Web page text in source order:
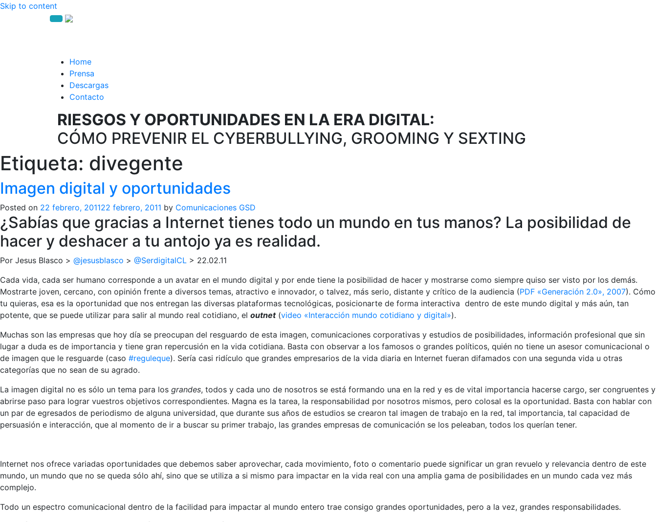
Skip to content
Home
Prensa
Descargas
Contacto
RIESGOS Y OPORTUNIDADES EN LA ERA DIGITAL:
CÓMO PREVENIR EL CYBERBULLYING, GROOMING Y SEXTING
Etiqueta: divegente
Imagen digital y oportunidades
Posted on 22 febrero, 201122 febrero, 2011 by Comunicaciones GSD
¿Sabías que gracias a Internet tienes todo un mundo en tus manos? La posibilidad de
hacer y deshacer a tu antojo ya es realidad.
Por Jesus Blasco > @jesusblasco > @SerdigitalCL > 22.02.11
Cada vida, cada ser humano corresponde a un avatar en el mundo digital y por ende tiene la posibilidad de hacer y mostrarse como siempre quiso ser visto por los demás.
Mostrarte joven, cercano, con opinión frente a diversos temas, atractivo e innovador, o talvez, más serio, distante y crítico de la audiencia (PDF «Generación 2.0», 2007). Cómo
tu quieras, esa es la oportunidad que nos entregan las diversas plataformas tecnológicas, posicionarte de forma interactiva dentro de este mundo digital y más aún, tan
potente, que se puede utilizar para salir al mundo real cotidiano, el outnet(video «Interacción mundo cotidiano y digital»).
Muchas son las empresas que hoy día se preocupan del resguardo de esta imagen, comunicaciones corporativas y estudios de posibilidades, información profesional que sin
lugar a duda es de importancia y tiene gran repercusión en la vida cotidiana. Basta con observar a los famosos o grandes políticos, quién no tiene un asesor comunicacional o
de imagen que le resguarde (caso #reguleque). Sería casi ridículo que grandes empresarios de la vida diaria en Internet fueran difamados con una segunda vida u otras
categorías que no sean de su agrado.
La imagen digital no es sólo un tema para los grandes, todos y cada uno de nosotros se está formando una en la red y es de vital importancia hacerse cargo, ser congruentes y
abrirse paso para lograr vuestros objetivos correspondientes. Magna es la tarea, la responsabilidad por nosotros mismos, pero colosal es la oportunidad. Basta con hablar con
un par de egresados de periodismo de alguna universidad, que durante sus años de estudios se crearon tal imagen de trabajo en la red, tal importancia, tal capacidad de
persuasión e interacción, que al momento de ir a buscar su primer trabajo, las grandes empresas de comunicación se los peleaban, todos los querían tener.
Internet nos ofrece variadas oportunidades que debemos saber aprovechar, cada movimiento, foto o comentario puede significar un gran revuelo y relevancia dentro de este
mundo, un mundo que no se queda sólo ahí, sino que se utiliza a si mismo para impactar en la vida real con una amplia gama de posibilidades en un mundo cada vez más
complejo.
Todo un espectro comunicacional dentro de la facilidad para impactar al mundo entero trae consigo grandes oportunidades, pero a la vez, grandes responsabilidades.